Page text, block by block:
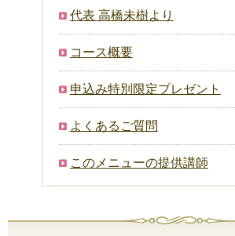
代表 高橋未樹より
コース概要
申込み特別限定プレゼント
よくあるご質問
このメニューの提供講師